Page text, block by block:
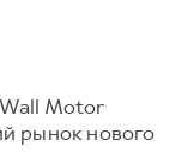
Motor
рынок нового